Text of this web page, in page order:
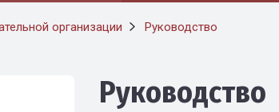
организации Руководство
Руководство